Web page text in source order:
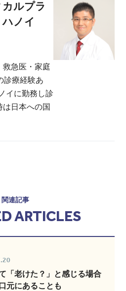
ルプラ
ノイ
救急医・家庭
診療経験あ
イに勤務し診
は日本への国
関連記事
ARTICLES
「老けた？」と感じる場合
元にあることも